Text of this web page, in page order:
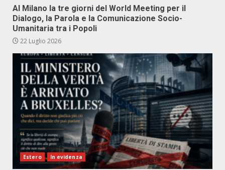
Al Milano la tre giorni del World Meeting per il
Dialogo, la Parola e la Comunicazione Socio-
Umanitaria tra i Popoli
22 Luglio 2026
Estero In evidenza